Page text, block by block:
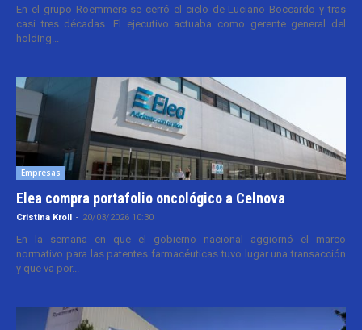
En el grupo Roemmers se cerró el ciclo de Luciano Boccardo y tras
casi tres décadas. El ejecutivo actuaba como gerente general del
holding...
Empresas
Elea compra portafolio oncológico a Celnova
Cristina Kroll - 20/03/2026 10:30
En la semana en que el gobierno nacional aggiornó el marco
normativo para las patentes farmacéuticas tuvo lugar una transacción
y que va por...